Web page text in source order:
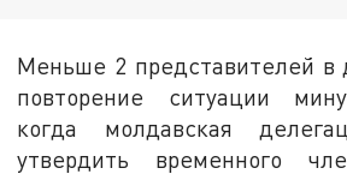
Меньше 2 представителей в
повторение ситуации
когда молдавская
утвердить временного